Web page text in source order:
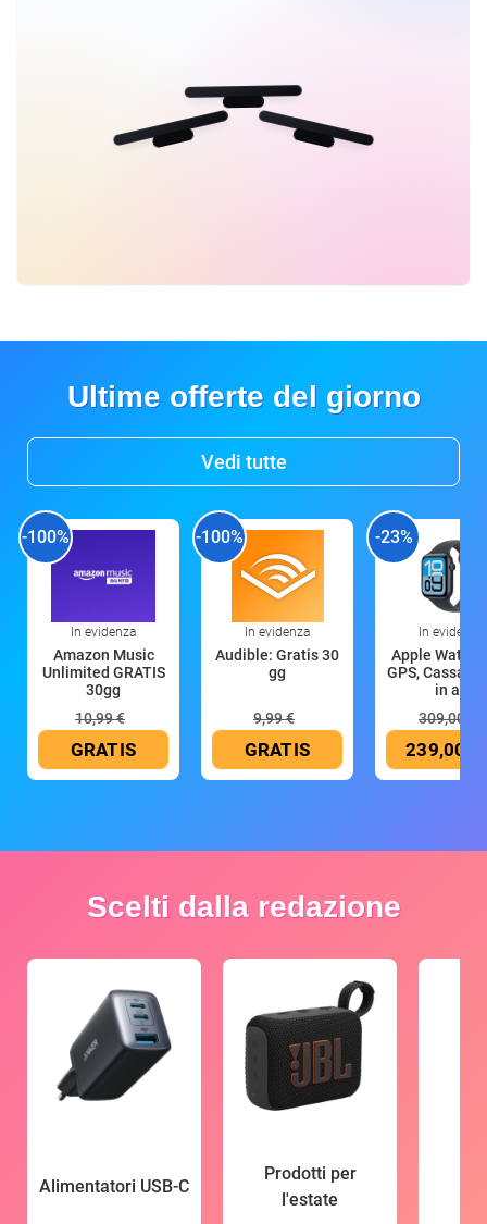
Ultime offerte del giorno
Vedi tutte
-100%
In evidenza
Amazon Music
Unlimited GRATIS
30gg
10,99 €
GRATIS
-100%
In evidenza
Audible: Gratis 30
gg
9,99 €
GRATIS
-23%
In evidenza
Apple Watch
GPS, Cassa
in all
309,00 €
239,00 €
Scelti dalla redazione
Alimentatori USB-C
Prodotti per
l'estate